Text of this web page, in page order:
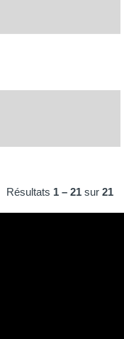
Résultats 1 – 21 sur 21